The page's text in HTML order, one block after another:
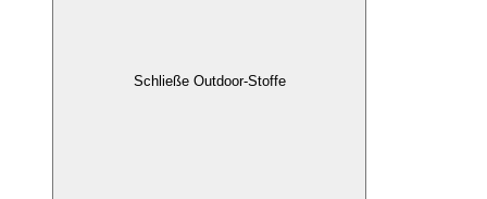
Schließe Outdoor-Stoffe